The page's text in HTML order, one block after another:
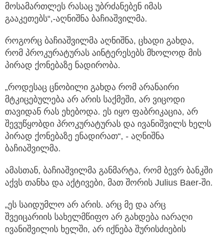
მოსამართლეს რასაც უბრძანებენ იმას
გააკეთებს“,-აღნიშნა ბაჩიაშვილმა.
როგორც ბაჩიაშვილმა აღნიშნა, ცხადი გახდა,
რომ პროკურატურას აინტერესებს მხოლოდ მის
პირად ქონებაზე ნადირობა.
„როდესაც ცნობილი გახდა რომ არანაირი
მტკიცებულება არ არის საქმეში, არ ვიცოდი
თავიდან რას ეხებოდა. ეს იყო ფაბრიკაცია, არ
შევუწყობდი პროკურატურას და ივანიშვილს ხელს
პირად ქონებაზე ენადირათ“, - აღნიშნა
ბაჩიაშვილმა.
ამასთან, ბაჩიაშვილმა განმარტა, რომ ბევრ ბანკში
აქვს თანხა და აქტივები, მათ შორის Julius Baer-ში.
„ეს საიდუმლო არ არის. არც მე და არც
შვეიცარიის სახელმწიფო არ გახდება იარაღი
ივანიშვილის ხელში, არ იქნება შურისძიების